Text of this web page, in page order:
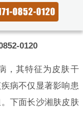
0120
，其特征为皮肤干
病不仅显著影响患
下面长沙湘肤皮肤